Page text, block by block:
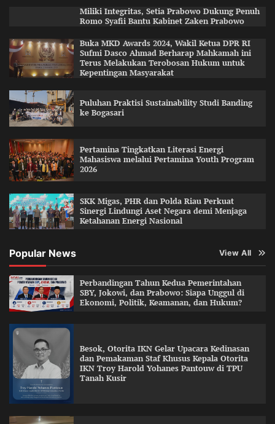
Miliki Integritas, Setia Prabowo Dukung Penuh
Romo Syafii Bantu Kabinet Zaken Prabowo
Buka MKD Awards 2024, Wakil Ketua DPR RI
Sufmi Dasco Ahmad Berharap Mahkamah ini
Terus Melakukan Terobosan Hukum untuk
Kepentingan Masyarakat
Puluhan Praktisi Sustainability Studi Banding
ke Bogasari
Pertamina Tingkatkan Literasi Energi
Mahasiswa melalui Pertamina Youth Program
2026
SKK Migas, PHR dan Polda Riau Perkuat
Sinergi Lindungi Aset Negara demi Menjaga
Ketahanan Energi Nasional
Popular News View All
Perbandingan Tahun Kedua Pemerintahan
SBY, Jokowi, dan Prabowo: Siapa Unggul di
Ekonomi, Politik, Keamanan, dan Hukum?
Besok, Otorita IKN Gelar Upacara Kedinasan
dan Pemakaman Staf Khusus Kepala Otorita
IKN Troy Harold Yohanes Pantouw di TPU
Tanah Kusir